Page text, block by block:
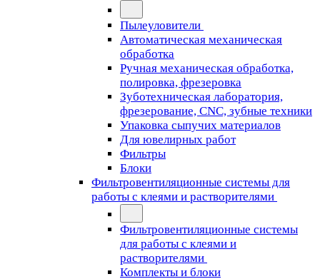
Пылеуловители
Автоматическая механическая
обработка
Ручная механическая обработка,
полировка, фрезеровка
Зуботехническая лаборатория,
фрезерование, CNC, зубные техники
Упаковка сыпучих материалов
Для ювелирных работ
Фильтры
Блоки
Фильтровентиляционные системы для
работы с клеями и растворителями
Фильтровентиляционные системы
для работы с клеями и
растворителями
Комплекты и блоки